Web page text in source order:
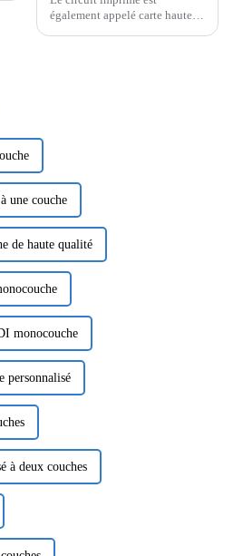
également appelé carte haute
une couche
de haute qualité
monocouche
personnalisé
à deux couches